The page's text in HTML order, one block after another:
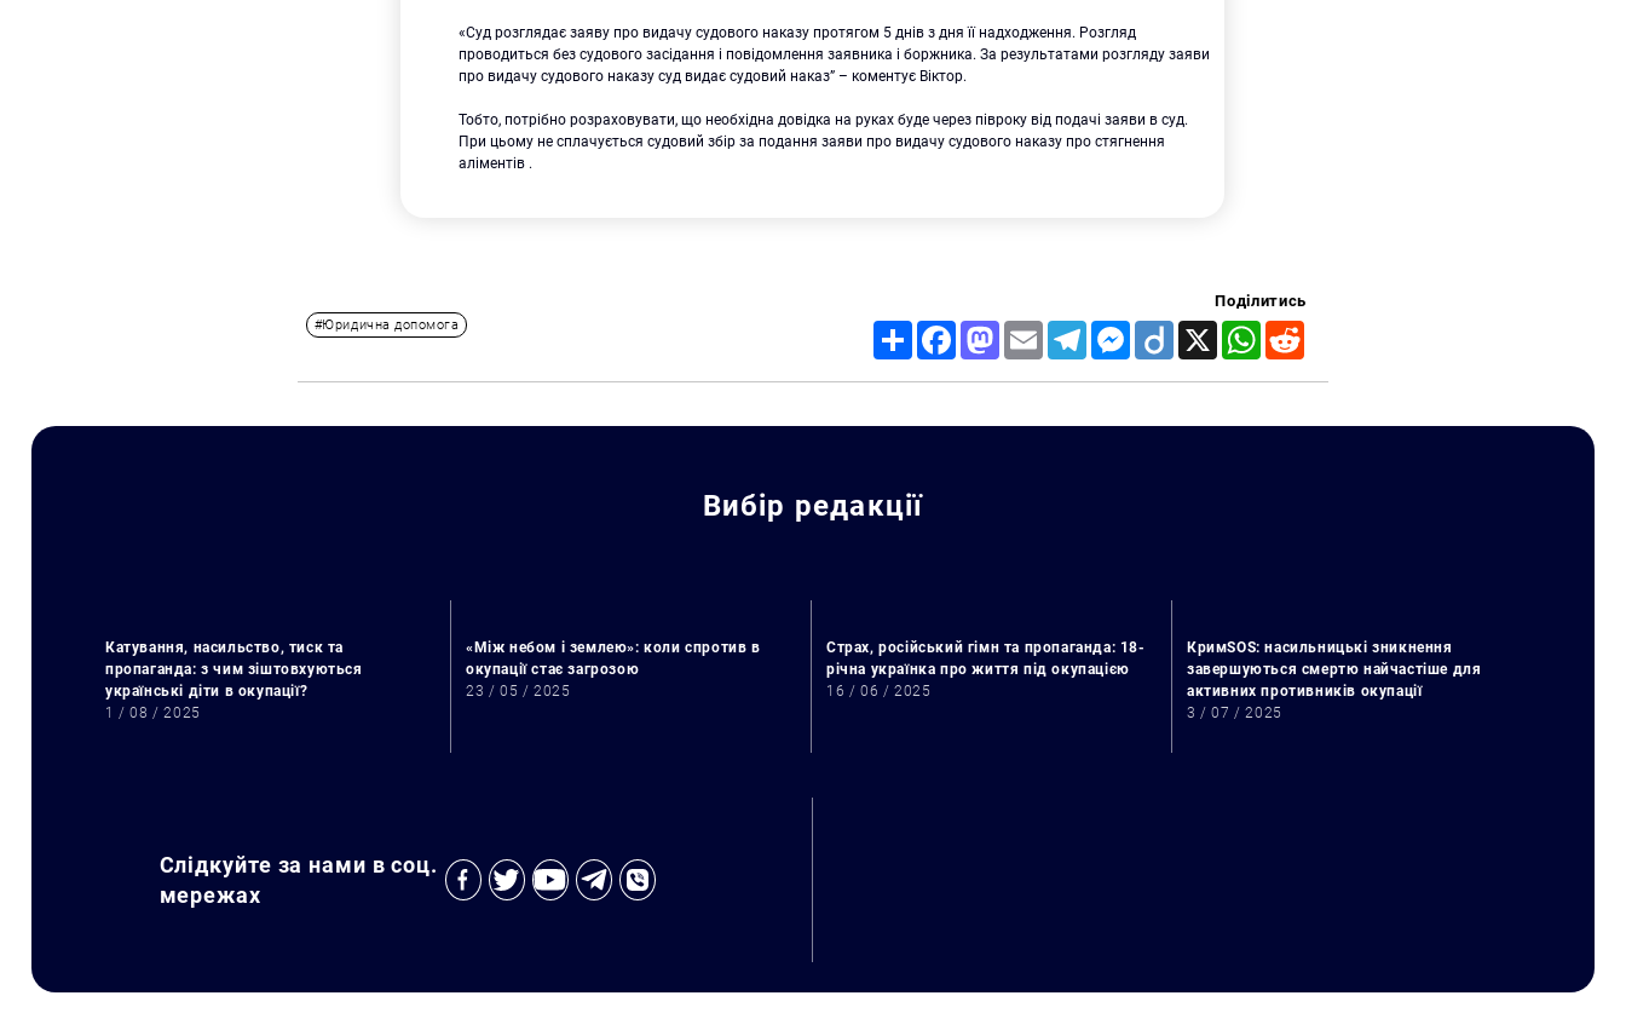
Пошук за запитом:
«Суд розглядає заяву про видачу судового наказу протягом 5 днів з дня її надходження. Розгляд
проводиться без судового засідання і повідомлення заявника і боржника. За результатами розгляду заяви
про видачу судового наказу суд видає судовий наказ” – коментує Віктор.
Тобто, потрібно розраховувати, що необхідна довідка на руках буде через півроку від подачі заяви в суд.
При цьому не сплачується судовий збір за подання заяви про видачу судового наказу про стягнення
аліментів .
#Юридична допомога
Поділитись
Share FacebookMastodon
Email TelegramMessenger
Diigo X WhatsApp
Вибір редакції
Катування, насильство, тиск та
пропаганда: з чим зіштовхуються
українські діти в окупації?
1 / 08 / 2025
«Між небом і землею»: коли спротив в
окупації стає загрозою
23 / 05 / 2025
Страх, російський гімн та пропаганда: 18-
річна українка про життя під окупацією
16 / 06 / 2025
КримSOS: насильницькі зникнення
завершуються смертю найчастіше для
активних противників окупації
3 / 07 / 2025
Слідкуйте за нами в соц.
мережах